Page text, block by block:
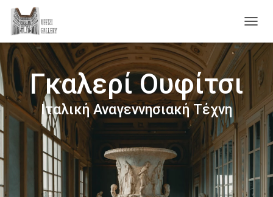
Ν
Α
Ή
Π
Η
Σ
Γκαλερί Ουφίτσι
Ιταλική Αναγεννησιακή Τέχνη